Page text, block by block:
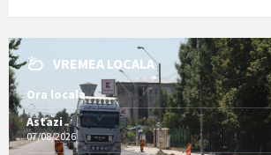
VREMEA LOCALA
Ora locala
Astazi
07/08/2026